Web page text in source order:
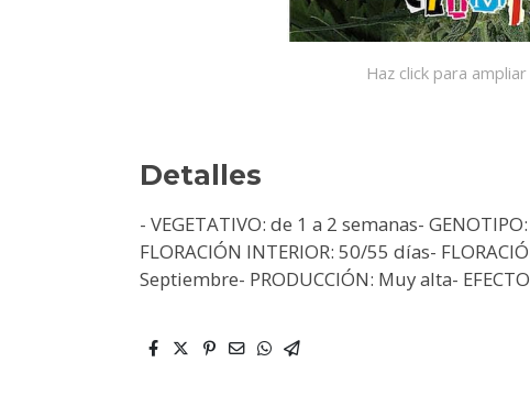
Haz click para
Detalles
- VEGETATIVO: de 1 a 2 semanas-
FLORACIÓN INTERIOR: 50/55 días-
Septiembre- PRODUCCIÓN: Muy alta-